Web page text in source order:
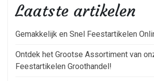
Laatste artikelen
Gemakkelijk en Snel Feestartikelen
Ontdek het Grootse Assortiment van
Feestartikelen Groothandel!